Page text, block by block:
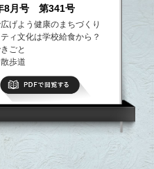
8月号 第341号
げよう健康のまちづくり
ィ文化は学校給食から？
ごと
歩道
PDFで閲覧する